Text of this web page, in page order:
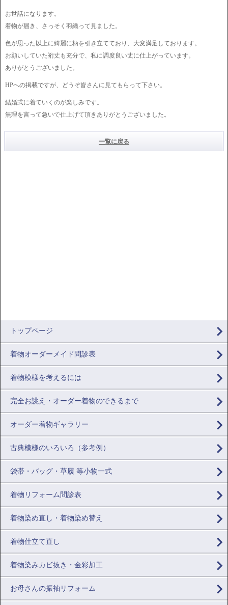
お世話になります。
着物が届き、さっそく羽織って見ました。
色が思った以上に綺麗に柄を引き立てており、大変満足しております。
お願いしていた裄丈も充分で、私に調度良い丈に仕上がっています。
ありがとうございました。
HPへの掲載ですが、どうぞ皆さんに見てもらって下さい。
結婚式に着ていくのが楽しみです。
無理を言って急いで仕上げて頂きありがとうございました。
一覧に戻る
トップページ
着物オーダーメイド問診表
着物模様を考えるには
完全お誂え・オーダー着物のできるまで
オーダー着物ギャラリー
古典模様のいろいろ（参考例）
袋帯・バッグ・草履 等小物一式
着物リフォーム問診表
着物染め直し・着物染め替え
着物仕立て直し
着物染みカビ抜き・金彩加工
お母さんの振袖リフォーム